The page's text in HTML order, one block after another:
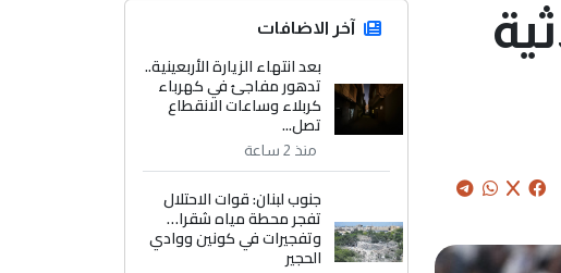
آخر الاضافات
بعد انتهاء الزيارة الأربعينية..
تدهور مفاجئ في كهرباء
كربلاء وساعات الانقطاع
تصل...
منذ 2 ساعة
جنوب لبنان: قوات الاحتلال
تفجر محطة مياه شقرا…
وتفجيرات في كونين ووادي
الحجير